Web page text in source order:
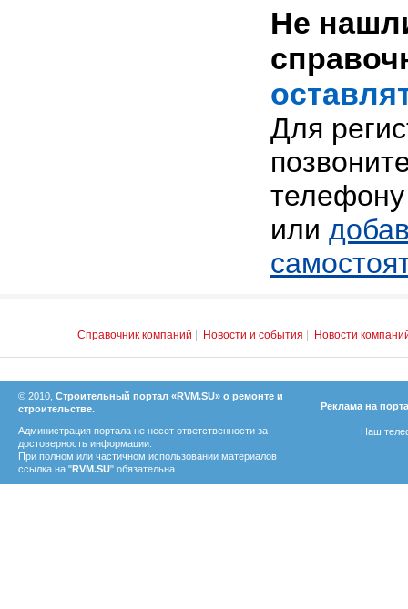
Не
Для
или
Справочник компаний Новости и события Новости
© 2010, Строительный портал «RVM.SU» о ремонте и
строительстве.
Администрация портала не несет ответственности за
достоверность информации.
При полном или частичном использовании материалов
ссылка на "RVM.SU" обязательна.
Реклама на
Наш